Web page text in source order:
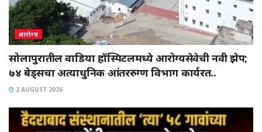
आरोग्य
सोलापुरातील वाडिया हॉस्पिटलमध्ये आरोग्यसेवेची नवी झेप;
७४ बेड्सचा अत्याधुनिक आंतररुग्ण विभाग कार्यरत..
2 AUGUST 2026